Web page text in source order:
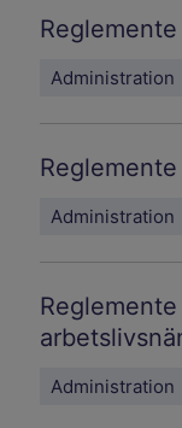
Administration
Administration
Administration